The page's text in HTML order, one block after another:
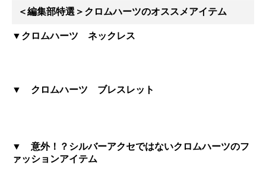
＜編集部特選＞クロムハーツのオススメアイテム
▼クロムハーツ ネックレス
▼ クロムハーツ ブレスレット
▼ 意外！？シルバーアクセではないクロムハーツのフ
ァッションアイテム